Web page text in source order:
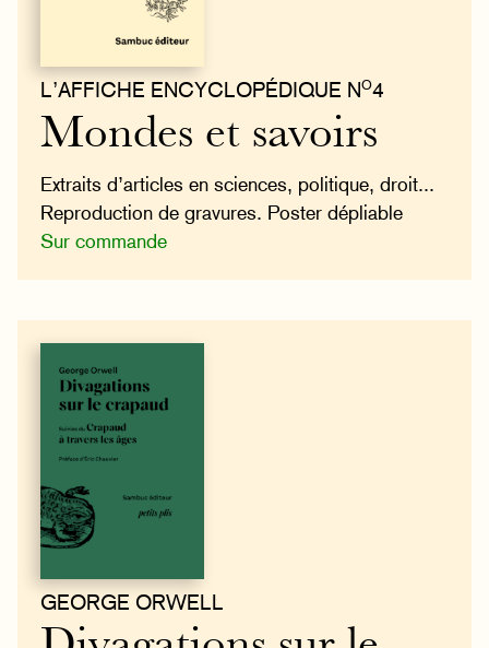
L’AFFICHE ENCYCLOPÉDIQUE NO4
Mondes et savoirs
Extraits d’articles en sciences, politique, droit...
Reproduction de gravures. Poster dépliable
Sur commande
GEORGE ORWELL